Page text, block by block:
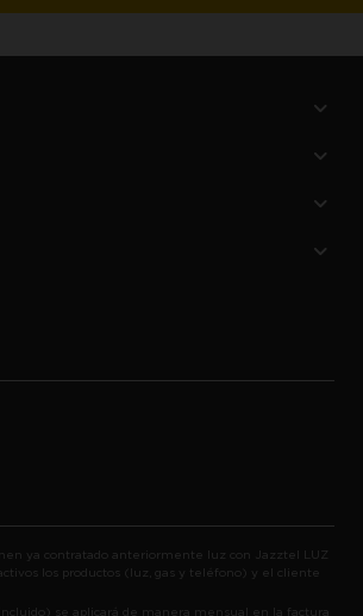
ya contratado anteriormente luz con Jazztel LUZ
los productos (luz, gas y teléfono) y el cliente
se aplicará de manera mensual en la factura